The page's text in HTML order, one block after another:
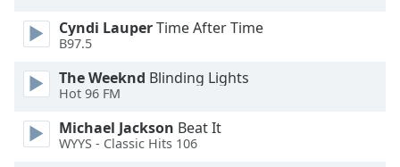
Style
Font
Family
Cyndi LauperTime After Time
B97.5
The Weeknd Blinding Lights
Hot 96 FM
Michael Jackson Beat It
WYYS - Classic Hits 106